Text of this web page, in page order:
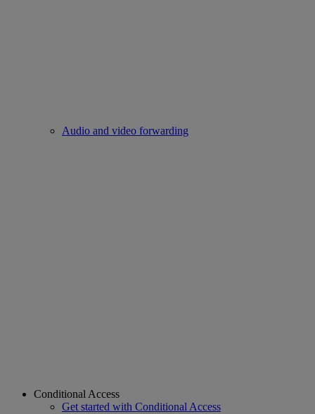
Audio and video forwarding
Conditional Access
Get started with Conditional Access